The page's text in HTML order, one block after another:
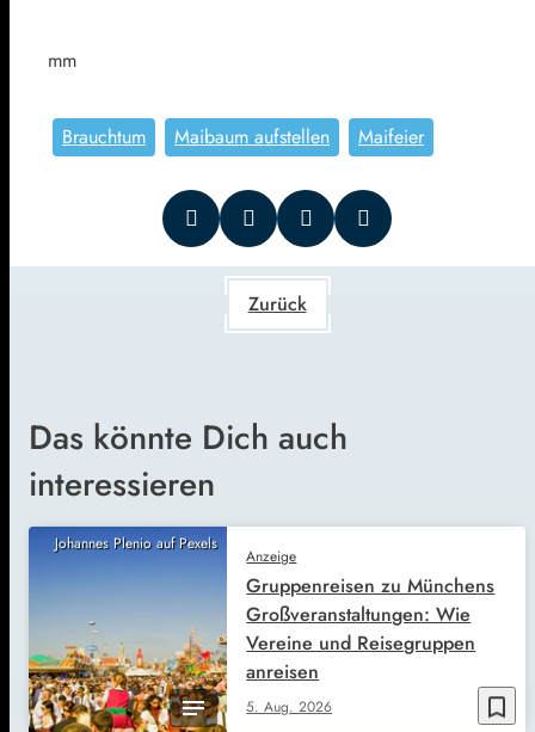
mm
Brauchtum Maibaum aufstellen Maifeier
Zurück
Das könnte Dich auch
interessieren
Johannes Plenio auf Pexels
bookmark_border
Anzeige
5. Aug. 2026
Gruppenreisen zu Münchens
Großveranstaltungen: Wie
Vereine und Reisegruppen
anreisen